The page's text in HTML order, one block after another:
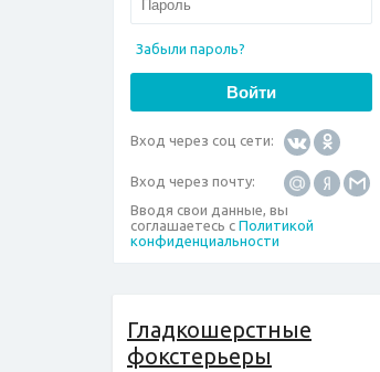
Забыли пароль?
Вход через соц сети:
Вход через почту:
Вводя свои данные, вы
соглашаетесь с Политикой
конфиденциальности
Гладкошерстные
фокстерьеры